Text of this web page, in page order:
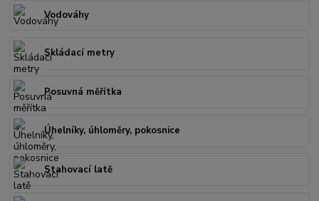
Vodováhy
Skládací metry
Posuvná měřítka
Úhelníky, úhloměry, pokosnice
Stahovací latě